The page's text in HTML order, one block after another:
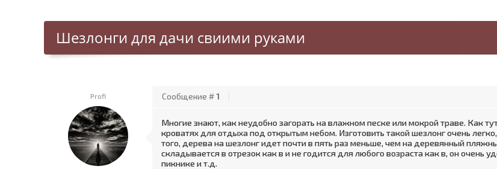
Шезлонги для дачи свиими руками
Profi Сообщение #1
Многие знают, как неудобно загорать на влажном песке или мокрой траве. Как
кроватях для отдыха под открытым небом. Изготовить такой шезлонг очень
того, дерева на шезлонг идет почти в пять раз меньше, чем на деревянный
складывается в отрезок как в и не годится для любого возраста как в, он очень
пикнике и т.д.